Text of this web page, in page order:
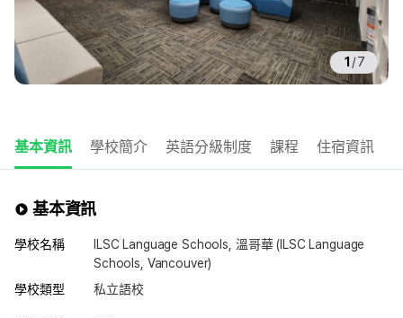
1 /7
基本資訊 學校簡介 英語分級制度 課程 住宿資訊
基本資訊
學校名稱
ILSC Language Schools, 溫哥華 (ILSC Language
Schools, Vancouver)
學校類型
私立語校